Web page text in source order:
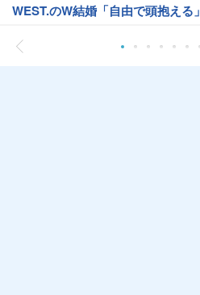
WEST.のW結婚「自由で頭抱える」